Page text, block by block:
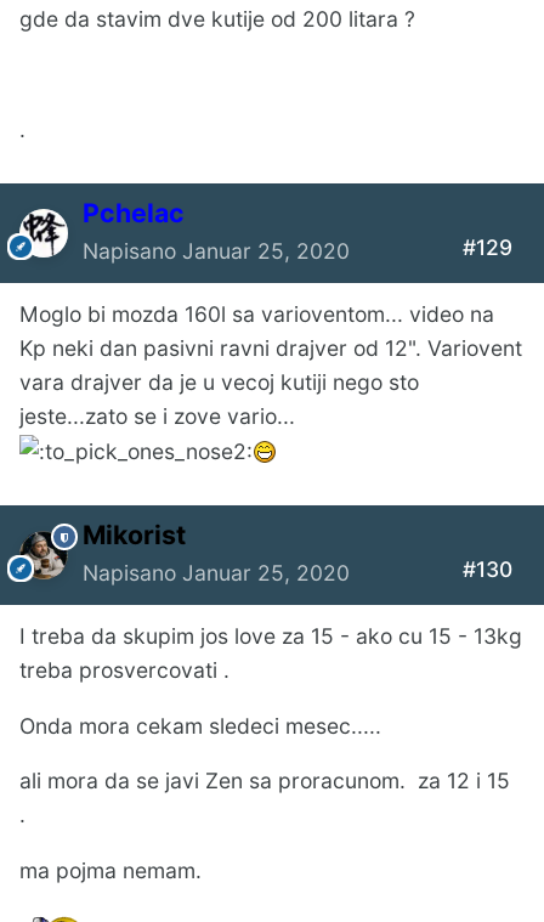
gde da stavim dve kutije od 200 litara ?
.
Pchelac
Napisano Januar 25, 2020 #129
Moglo bi mozda 160l sa varioventom... video na
Kp neki dan pasivni ravni drajver od 12". Variovent
vara drajver da je u vecoj kutiji nego sto
jeste...zato se i zove vario...
Mikorist
Napisano Januar 25, 2020 #130
I treba da skupim jos love za 15 - ako cu 15 - 13kg
treba prosvercovati .
Onda mora cekam sledeci mesec.....
ali mora da se javi Zen sa proracunom. za 12 i 15
.
ma pojma nemam.